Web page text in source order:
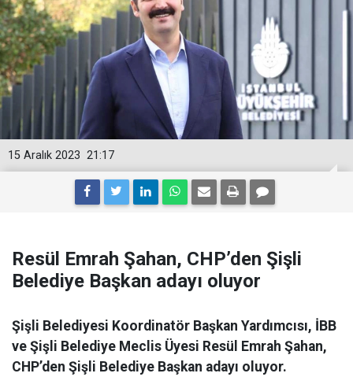
21:17
15 Aralık 2023
Resül Emrah Şahan, CHP’den Şişli
Belediye Başkan adayı oluyor
Şişli Belediyesi Koordinatör Başkan Yardımcısı, İBB
ve Şişli Belediye Meclis Üyesi Resül Emrah Şahan,
CHP’den Şişli Belediye Başkan adayı oluyor.